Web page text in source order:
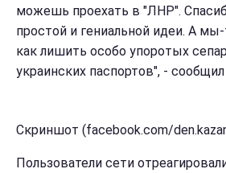
можешь проехать в "ЛНР".
простой и гениальной идеи. А
как лишить особо упоротых
украинских паспортов", -
Скриншот (facebook.com/
Пользователи сети